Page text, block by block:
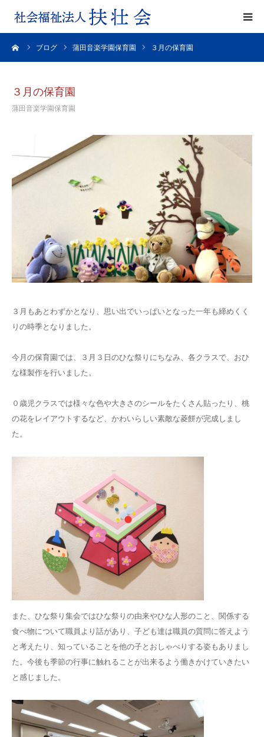
ブログ 蒲田音楽学園保育園 ３月の保育園
３月の保育園
蒲田音楽学園保育園
３月もあとわずかとなり、思い出でいっぱいとなった一年も締めくく
りの時季となりました。
今月の保育園では、３月３日のひな祭りにちなみ、各クラスで、おひ
な様製作を行いました。
０歳児クラスでは様々な色や大きさのシールをたくさん貼ったり、桃
の花をレイアウトするなど、かわいらしい素敵な菱餅が完成しまし
た。
また、ひな祭り集会ではひな祭りの由来やひな人形のこと、関係する
食べ物について職員より話があり、子ども達は職員の質問に答えよう
と考えたり、知っていることを他の子とおしゃべりする姿もありまし
た。今後も季節の行事に触れることが出来るよう働きかけていきたい
と感じました。
園の理念
園の特色
入園のご案内
各園の紹介